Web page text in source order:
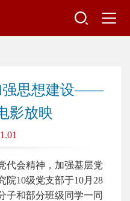
强思想建设——
影放映
代会精神，加强基层党
院10级党支部于10月28
子和部分班级同学一同